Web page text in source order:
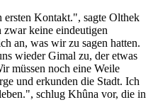
ersten Kontakt.", sagte Olthek
zwar keine eindeutigen
an, was wir zu sagen hatten.
wieder Gimal zu, der etwas
müssen noch eine Weile
und erkunden die Stadt. Ich
schlug Khûna vor, die in